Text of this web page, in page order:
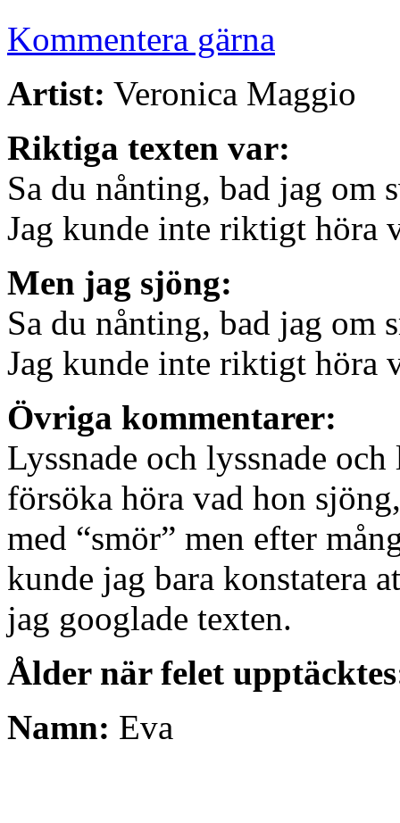
Kommentera gärna
Artist: Veronica Maggio
Riktiga texten var:
Sa du nånting, bad jag om
Jag kunde inte riktigt höra
Men jag sjöng:
Sa du nånting, bad jag om
Jag kunde inte riktigt höra
Övriga kommentarer:
Lyssnade och lyssnade
försöka höra vad hon
med “smör” men efter
kunde jag bara konstatera
jag googlade texten.
Ålder när felet
Namn: Eva